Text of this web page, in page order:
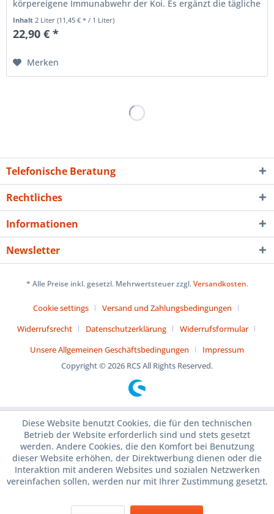
körpereigene Immunabwehr der Koi. Es ergänzt die tägliche
Koi - Ernährung...
Inhalt2 Liter(11,45 € * / 1 Liter)
22,90 € *
Merken
Telefonische Beratung
Rechtliches
Informationen
Newsletter
* Alle Preise inkl. gesetzl. Mehrwertsteuer zzgl.Versandkosten.
Cookie settings
Versand und Zahlungsbedingungen
Widerrufsrecht
Datenschutzerklärung
Widerrufsformular
Unsere Allgemeinen Geschäftsbedingungen
Impressum
Copyright © 2026 RCS All Rights Reserved.
Diese Website benutzt Cookies, die für den technischen
Betrieb der Website erforderlich sind und stets gesetzt
werden. Andere Cookies, die den Komfort bei Benutzung
dieser Website erhöhen, der Direktwerbung dienen oder die
Interaktion mit anderen Websites und sozialen Netzwerken
vereinfachen sollen, werden nur mit Ihrer Zustimmung gesetzt.